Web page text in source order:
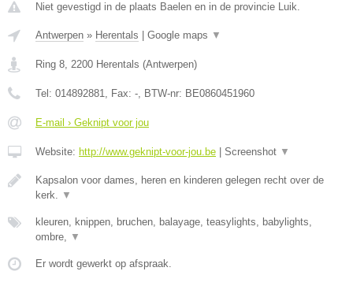
Niet gevestigd in de plaats Baelen en in de provincie Luik.
Antwerpen » Herentals Google maps ▼
Ring 8, 2200 Herentals (Antwerpen)
Tel: 014892881, Fax: -, BTW-nr: BE0860451960
E-mail › Geknipt voor jou
Website: http://www.geknipt-voor-jou.be Screenshot ▼
Kapsalon voor dames, heren en kinderen gelegen recht over de
kerk. ▼
kleuren, knippen, bruchen, balayage, teasylights, babylights,
ombre, ▼
Er wordt gewerkt op afspraak.